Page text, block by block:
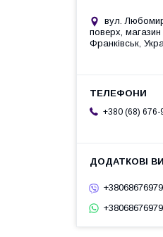
вул.
поверх,
Франківськ,
+380 (68) 676-